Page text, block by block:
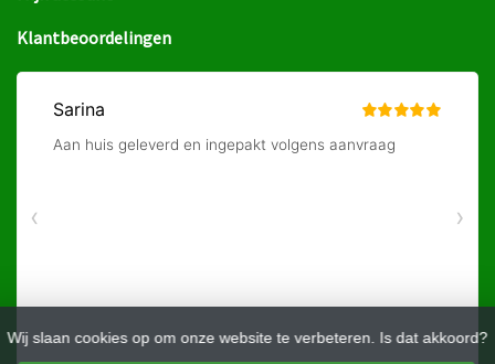
Wij slaan cookies op om onze website te verbeteren. Is dat akkoord?
Klantbeoordelingen